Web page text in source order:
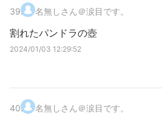
39. 名無しさん＠涙目です。
割れたパンドラの壺
2024/01/03 12:29:52
40. 名無しさん＠涙目です。